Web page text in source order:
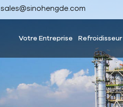
sales@sinohengde.com
Votre Entreprise Refroidisseur